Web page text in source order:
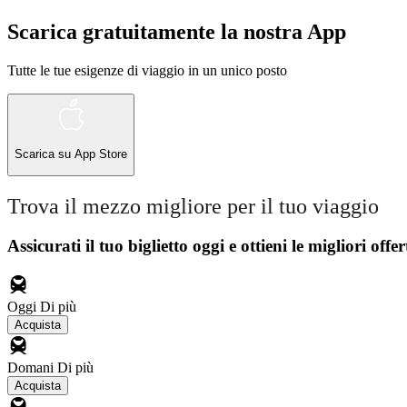
Scarica gratuitamente la nostra App
Tutte le tue esigenze di viaggio in un unico posto
Scarica su App Store
Trova il mezzo migliore per il tuo viaggio
Assicurati il ​​tuo biglietto oggi e ottieni le migliori
Oggi Di più
Acquista
Domani Di più
Acquista